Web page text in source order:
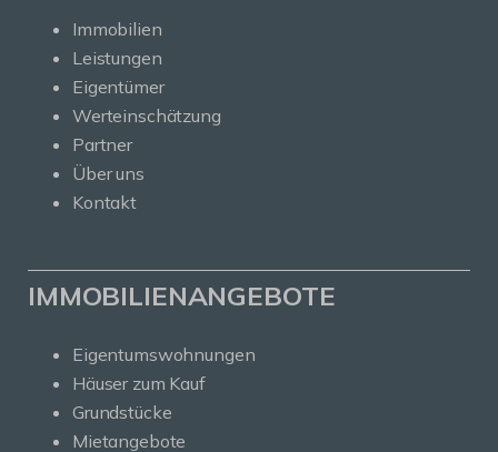
Immobilien
Leistungen
Eigentümer
Werteinschätzung
Partner
Über uns
Kontakt
IMMOBILIENANGEBOTE
Eigentumswohnungen
Häuser zum Kauf
Grundstücke
Mietangebote